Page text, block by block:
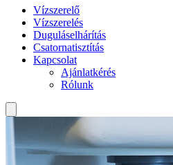
Vízszerelő
Vízszerelés
Duguláselhárítás
Csatornatisztítás
Kapcsolat
Ajánlatkérés
Rólunk